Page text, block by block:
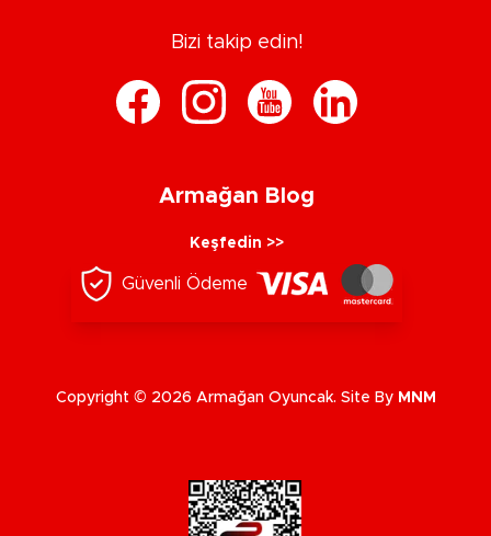
Bizi takip edin!
Armağan Blog
Keşfedin >>
Güvenli Ödeme
Copyright © 2026 Armağan Oyuncak. Site By MNM